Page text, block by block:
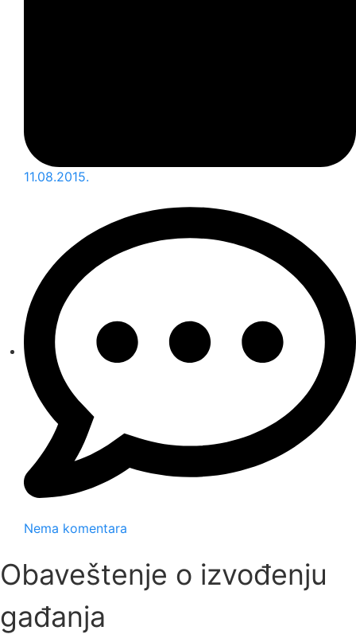
11.08.2015.
Nema komentara
Obaveštenje o izvođenju
gađanja